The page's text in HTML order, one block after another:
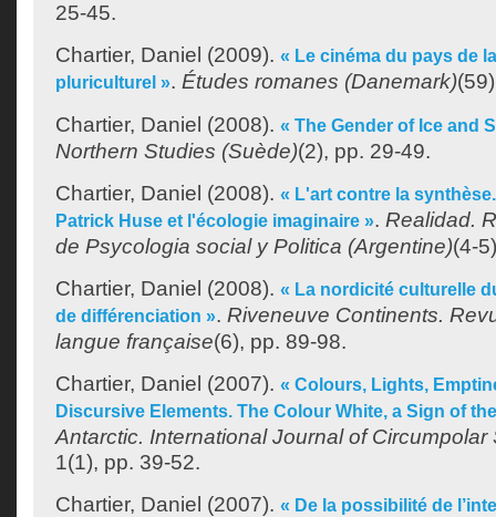
25-45.
Chartier, Daniel (2009). « Le cinéma du pays de
pluriculturel ». Études romanes (Danemark)
Chartier, Daniel (2008). « The Gender of Ice and
Northern Studies (Suède)(2), pp. 29-49.
Chartier, Daniel (2008). « L'art contre la
Patrick Huse et l'écologie imaginaire ». Realidad.
de Psycologia social y Politica (Argentine)(4-
Chartier, Daniel (2008). « La nordicité culturelle
de différenciation ». Riveneuve Continents.
langue française(6), pp. 89-98.
Chartier, Daniel (2007). « Colours, Lights,
Discursive Elements. The Colour White, a Sign of
Antarctic. International Journal of
1(1), pp. 39-52.
Chartier, Daniel (2007). « De la possibilité de